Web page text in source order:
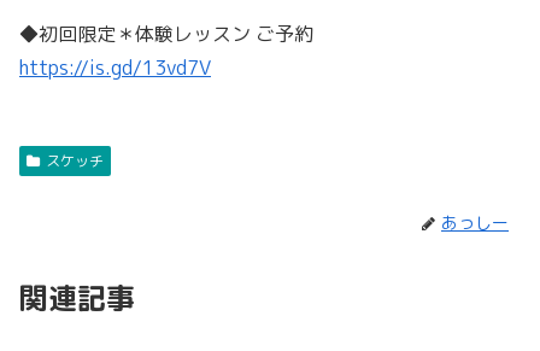
◆初回限定＊体験レッスン ご予約
https://is.gd/13vd7V
スケッチ
あっしー
関連記事